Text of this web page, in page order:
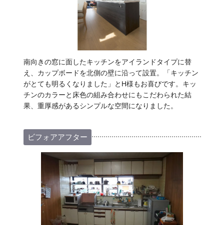
南向きの窓に面したキッチンをアイランドタイプに替
え、カップボードを北側の壁に沿って設置。「キッチン
がとても明るくなりました」とH様もお喜びです。キッ
チンのカラーと床色の組み合わせにもこだわられた結
果、重厚感があるシンプルな空間になりました。
ビフォアアフター